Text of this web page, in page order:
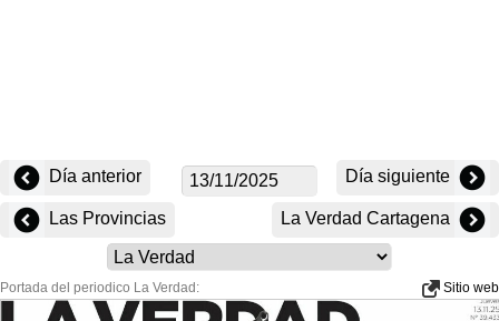
Día anterior Día siguiente
Las Provincias La Verdad Cartagena
Portada del periodico La Verdad: Sitio web